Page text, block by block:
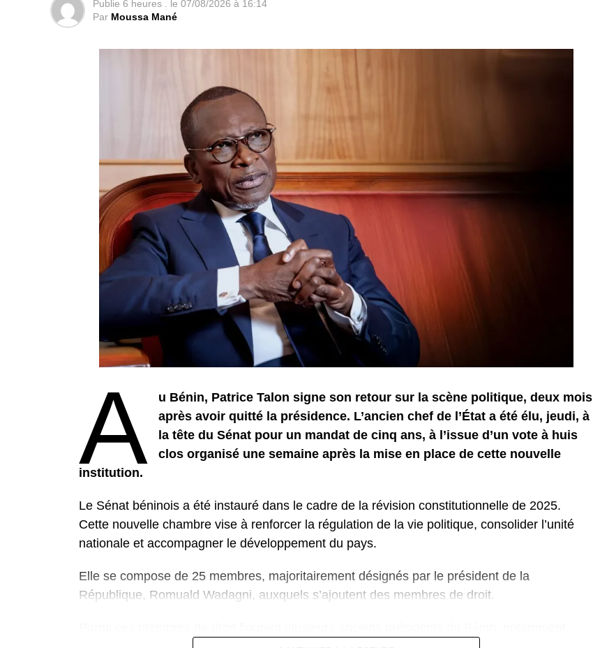
Publie 6 heures . le 07/08/2026 à 16:14
Par Moussa Mané
A
u Bénin, Patrice Talon signe son retour sur la scène politique, deux mois
après avoir quitté la présidence. L’ancien chef de l’État a été élu, jeudi, à
la tête du Sénat pour un mandat de cinq ans, à l’issue d’un vote à huis
clos organisé une semaine après la mise en place de cette nouvelle
institution.
Le Sénat béninois a été instauré dans le cadre de la révision constitutionnelle de 2025.
Cette nouvelle chambre vise à renforcer la régulation de la vie politique, consolider l’unité
nationale et accompagner le développement du pays.
Elle se compose de 25 membres, majoritairement désignés par le président de la
République, Romuald Wadagni, auxquels s’ajoutent des membres de droit.